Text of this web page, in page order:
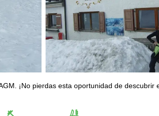
¡No pierdas esta oportunidad de descubrir